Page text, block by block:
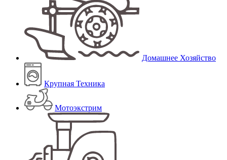
Домашнее Хозяйство
Крупная Техника
Мотоэкстрим